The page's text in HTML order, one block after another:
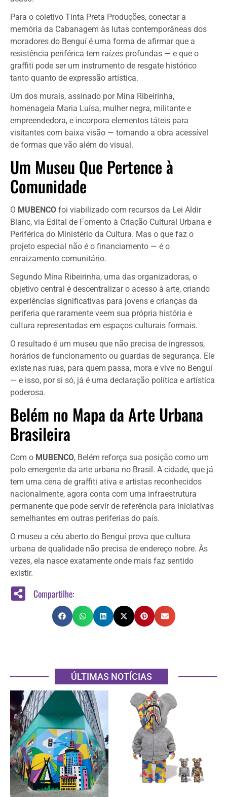
Para o coletivo Tinta Preta Produções, conectar a
memória da Cabanagem às lutas contemporâneas dos
moradores do Benguí é uma forma de afirmar que a
resistência periférica tem raízes profundas — e que o
graffiti pode ser um instrumento de resgate histórico
tanto quanto de expressão artística.
Um dos murais, assinado por Mina Ribeirinha,
homenageia Maria Luísa, mulher negra, militante e
empreendedora, e incorpora elementos táteis para
visitantes com baixa visão — tornando a obra acessível
de formas que vão além do visual.
Um Museu Que Pertence à
Comunidade
O MUBENCO foi viabilizado com recursos da Lei Aldir
Blanc, via Edital de Fomento à Criação Cultural Urbana e
Periférica do Ministério da Cultura. Mas o que faz o
projeto especial não é o financiamento — é o
enraizamento comunitário.
Segundo Mina Ribeirinha, uma das organizadoras, o
objetivo central é descentralizar o acesso à arte, criando
experiências significativas para jovens e crianças da
periferia que raramente veem sua própria história e
cultura representadas em espaços culturais formais.
O resultado é um museu que não precisa de ingressos,
horários de funcionamento ou guardas de segurança. Ele
existe nas ruas, para quem passa, mora e vive no Benguí
— e isso, por si só, já é uma declaração política e artística
poderosa.
Belém no Mapa da Arte Urbana
Brasileira
Com o MUBENCO, Belém reforça sua posição como um
polo emergente da arte urbana no Brasil. A cidade, que já
tem uma cena de graffiti ativa e artistas reconhecidos
nacionalmente, agora conta com uma infraestrutura
permanente que pode servir de referência para iniciativas
semelhantes em outras periferias do país.
O museu a céu aberto do Benguí prova que cultura
urbana de qualidade não precisa de endereço nobre. Às
vezes, ela nasce exatamente onde mais faz sentido
existir.
Compartilhe:
ÚLTIMAS NOTÍCIAS